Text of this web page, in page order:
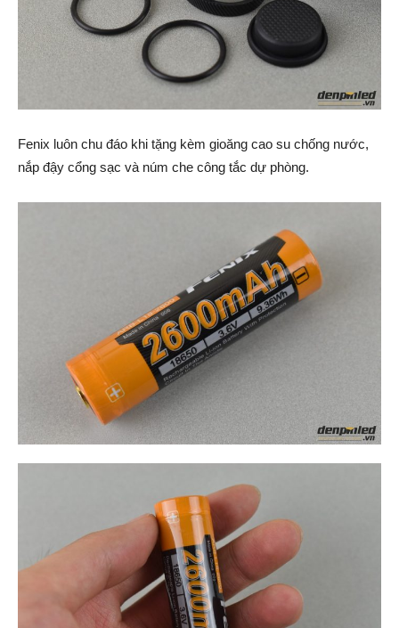
Fenix luôn chu đáo khi tặng kèm gioăng cao su chống nước,
nắp đậy cổng sạc và núm che công tắc dự phòng.